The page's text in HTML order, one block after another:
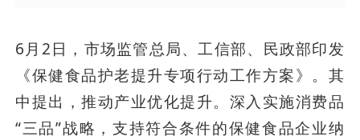
6月2日，市场监管总局、工信部、民政部印发
《保健食品护老提升专项行动工作方案》。其
中提出，推动产业优化提升。深入实施消费品
“三品”战略，支持符合条件的保健食品企业纳